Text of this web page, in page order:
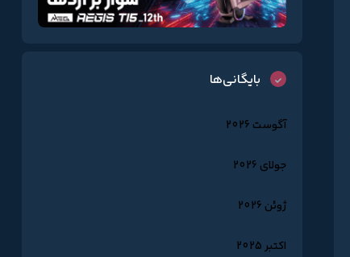
بایگانی‌ها
آگوست 2026
جولای 2026
ژوئن 2026
اکتبر 2025